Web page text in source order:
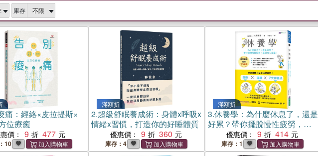
庫存
痛：經絡×皮拉提斯×
位療癒
價： 9 477
10
滿額折
2.超級舒眠養成術：身體x呼吸x
情緒x習慣，打造你的好睡體質
優惠價： 9 360
庫存：4
滿額折
3.休養學：為什麼休息了，還是
好累？帶你擺脫慢性疲勞，重
啟身心能量！
優惠價： 9 414
庫存：1